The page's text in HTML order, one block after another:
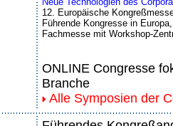
12. Europäische
Führende Kongresse in
Fachmesse mit Workshop-
ONLINE Congresse
Branche
Alle Symposien der